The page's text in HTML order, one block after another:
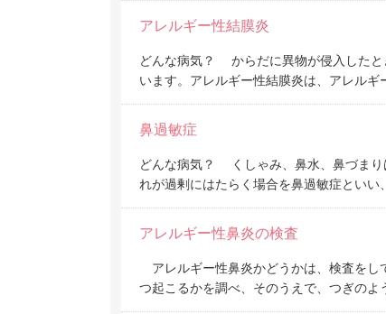
アレルギー性結膜炎
どんな病気？ からだに異物が侵入したと
います。アレルギー性結膜炎は、アレルギ
鼻過敏症
どんな病気？ くしゃみ、鼻水、鼻づま
れが過剰にはたらく場合を鼻過敏症といい
アレルギー性鼻炎の検査
アレルギー性鼻炎かどうかは、検査をし
つ起こるかを調べ、そのうえで、つぎのよ